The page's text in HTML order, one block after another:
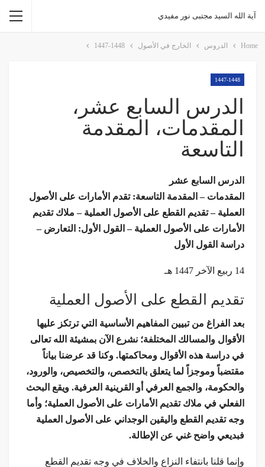
آية الله السيد مجتبى نور مفيدي
Home الدروس الخارج في الأصول 1447-1448
1447-1448
الدرس السابع عشر،
المقدمات، المقدمة
التاسعة
الدرس السابع عشر
المقدمات – المقدمة التاسعة: تقدم الأمارات على الأصول
العملية – تقديم القطع على الأصول العملية – ملاك تقديم
الأمارات على الأصول العملية – القول الأول: التعارض –
دراسة القول الأول
14 ربيع الآخر 1447 هـ
تقديم القطع على الأصول العملية
بعد الفراغ من تبيين المفاهيم الأساسية التي ترتكز عليها
الأقوال والمسالك المختلفة؛ نشرع الآن بمشيئة الله تعالى
في دراسة هذه الأقوال ومحاكمتها. وكنا قد عرضنا بياناً
مقتضباً وموجزاً لما يتعلق بالتخصص، والتخصيص، والورود،
والحكومة، والجمع العرفي أو القرينية العرفية. ويقع البحث
الفعلي في ملاك تقديم الأمارات على الأصول العملية؛ وأما
وجه تقديم القطع واليقين الوجداني على الأصول العملية
فبديعي واضح غني عن الإطالة.
وإنما قلنا بانتفاء النزاع والخلاف في وجه تقديم القطع